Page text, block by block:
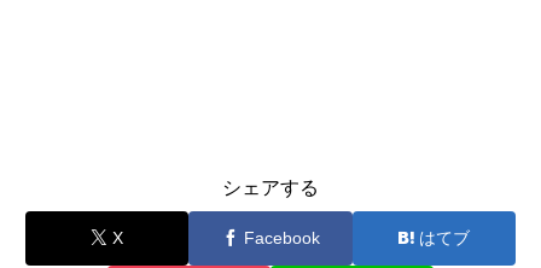
シェアする
X Facebook はてブ